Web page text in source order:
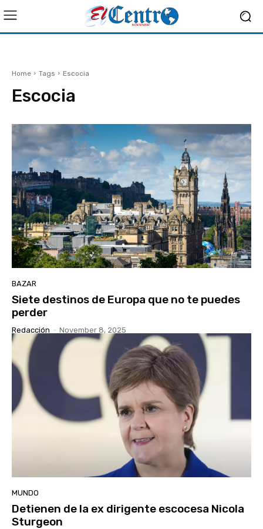
Home Tags Escocia
Escocia
BAZAR
Siete destinos de Europa que no te puedes
perder
Redacción - November 8, 2025
MUNDO
Detienen de la ex dirigente escocesa Nicola
Sturgeon